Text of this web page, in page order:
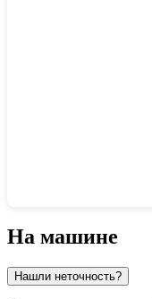
На машине
Нашли неточность?